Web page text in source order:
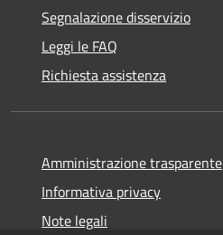
Segnalazione disservizio
Leggi le FAQ
Richiesta assistenza
Amministrazione trasparente
Informativa privacy
Note legali